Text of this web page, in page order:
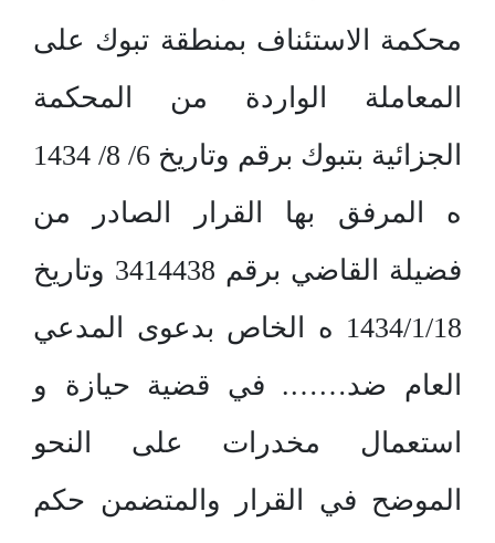
محكمة الاستئناف بمنطقة تبوك على
المعاملة الواردة من المحكمة
الجزائية بتبوك برقم وتاريخ 6/ 8/ 1434
ه المرفق بها القرار الصادر من
فضيلة القاضي برقم 3414438 وتاريخ
1434/1/18 ه الخاص بدعوى المدعي
العام ضد……. في قضية حيازة و
استعمال مخدرات على النحو
الموضح في القرار والمتضمن حكم